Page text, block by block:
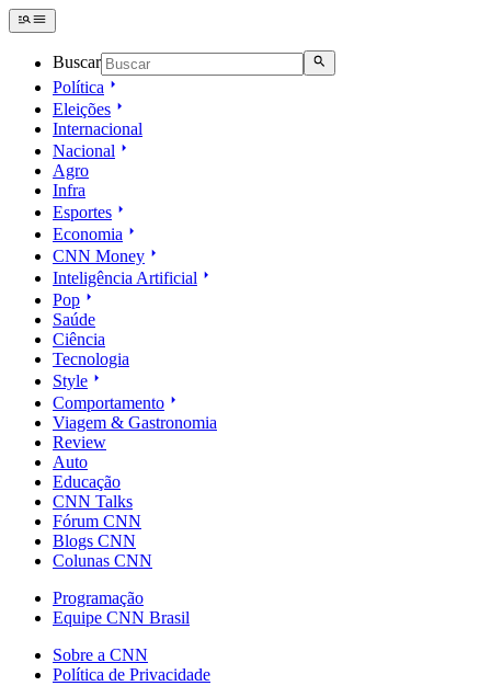
Buscar
Política
Eleições
Internacional
Nacional
Agro
Infra
Esportes
Economia
CNN Money
Inteligência Artificial
Pop
Saúde
Ciência
Tecnologia
Style
Comportamento
Viagem & Gastronomia
Review
Auto
Educação
CNN Talks
Fórum CNN
Blogs CNN
Colunas CNN
Programação
Equipe CNN Brasil
Sobre a CNN
Política de Privacidade